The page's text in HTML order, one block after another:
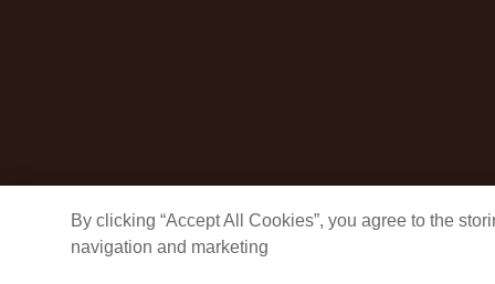
By clicking “Accept All Cookies”, you agree to the
navigation and marketing